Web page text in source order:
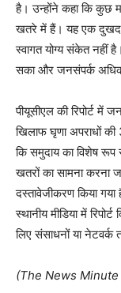
है। उन्होंने कहा कि कुछ
खतरे में हैं। यह एक दुखद
स्वागत योग्य संकेत नहीं
सका और जनसंपर्क
पीयूसीएल की रिपोर्ट में
खिलाफ घृणा अपराधों
कि समुदाय का विशेष रूप
खतरों का सामना करना
दस्तावेजीकरण किया
स्थानीय मीडिया में
लिए संसाधनों या नेटवर्क
(The News Minute